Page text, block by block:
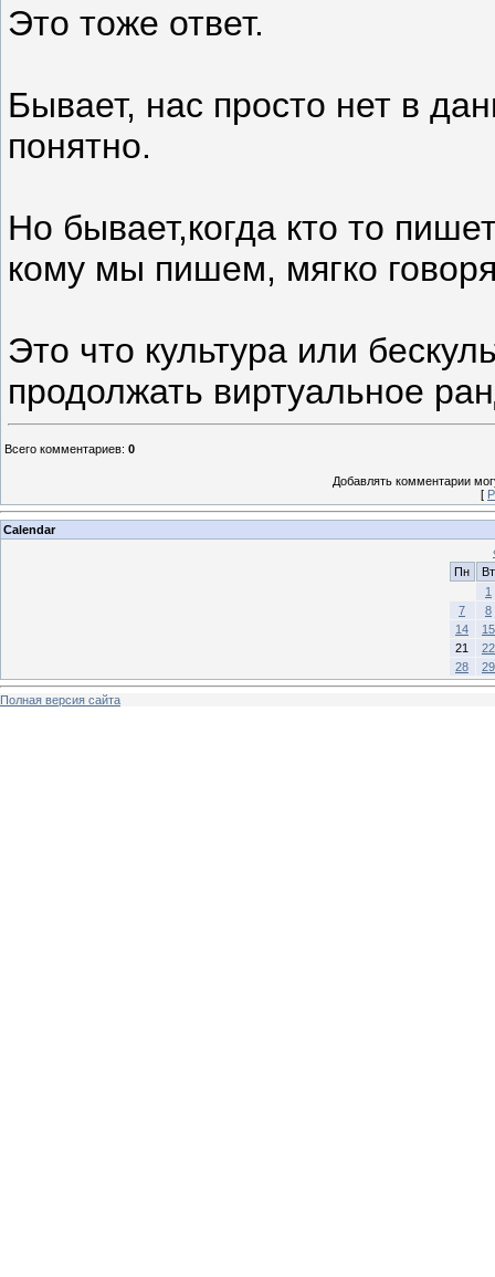
Это тоже ответ.
Бывает, нас просто нет в
понятно.
Но бывает,когда кто то
кому мы пишем, мягко
Это что культура или
продолжать виртуальное
Всего комментариев: 0
Добавлять комментарии
[
Calendar
Пн
Вт
1
7
8
14
15
21
22
28
29
Полная версия сайта